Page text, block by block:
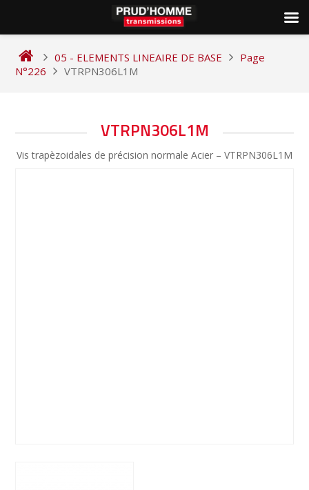
content
05 - ELEMENTS LINEAIRE DE BASE
Page
N°226
VTRPN306L1M
VTRPN306L1M
Vis trapèzoidales de précision normale Acier – VTRPN306L1M
DE